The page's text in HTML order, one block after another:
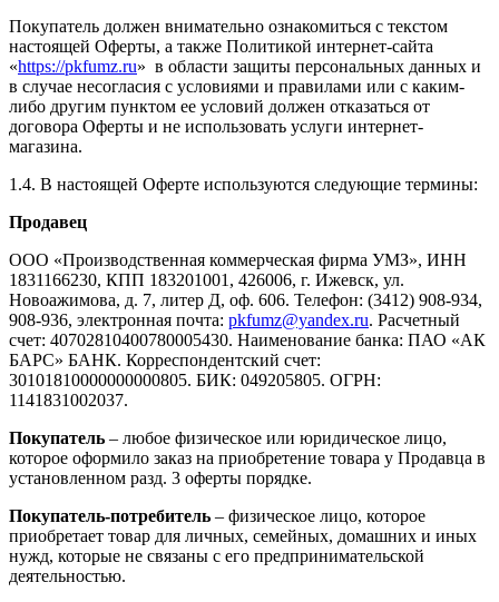
Покупатель должен внимательно ознакомиться с текстом
настоящей Оферты, а также Политикой интернет-сайта
«https://pkfumz.ru» в области защиты персональных данных и
в случае несогласия с условиями и правилами или с каким-
либо другим пунктом ее условий должен отказаться от
договора Оферты и не использовать услуги интернет-
магазина.
1.4. В настоящей Оферте используются следующие термины:
Продавец
ООО «Производственная коммерческая фирма УМЗ», ИНН
1831166230, КПП 183201001, 426006, г. Ижевск, ул.
Новоажимова, д. 7, литер Д, оф. 606. Телефон: (3412) 908-934,
908-936, электронная почта: pkfumz@yandex.ru. Расчетный
счет: 40702810400780005430. Наименование банка: ПАО «АК
БАРС» БАНК. Корреспондентский счет:
30101810000000000805. БИК: 049205805. ОГРН:
1141831002037.
Покупатель – любое физическое или юридическое лицо,
которое оформило заказ на приобретение товара у Продавца в
установленном разд. 3 оферты порядке.
Покупатель-потребитель – физическое лицо, которое
приобретает товар для личных, семейных, домашних и иных
нужд, которые не связаны с его предпринимательской
деятельностью.